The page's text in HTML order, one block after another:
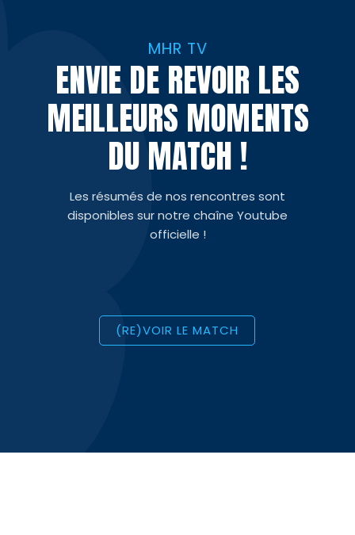
MHR TV
ENVIE DE REVOIR LES
MEILLEURS MOMENTS
DU MATCH !
Les résumés de nos rencontres sont
disponibles sur notre chaîne Youtube
officielle !
(RE)VOIR LE MATCH